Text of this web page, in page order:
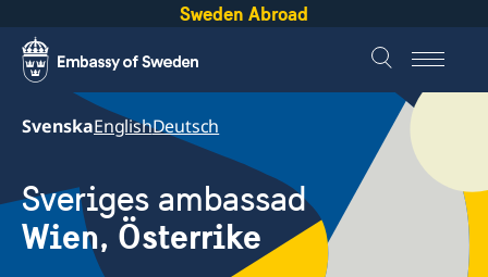
Sweden Abroad
SvenskaEnglishDeutsch
Sveriges ambassad
Wien, Österrike